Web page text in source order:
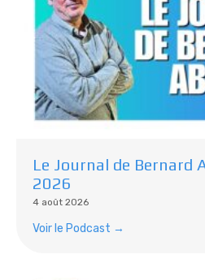
Le Journal de Bernard
2026
4 août 2026
Voir le Podcast →